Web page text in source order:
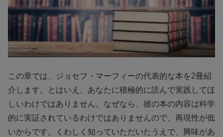
この章では、ジョセフ・マーフィーの代表的な本を2冊紹
介します。とはいえ、あなたに積極的に読んで実践してほ
しいわけではありません。なぜなら、彼の本の内容は科学
的に実証されているわけではありませんので、再現性が低
いからです。くわしく知っていただいたうえで、興味があ